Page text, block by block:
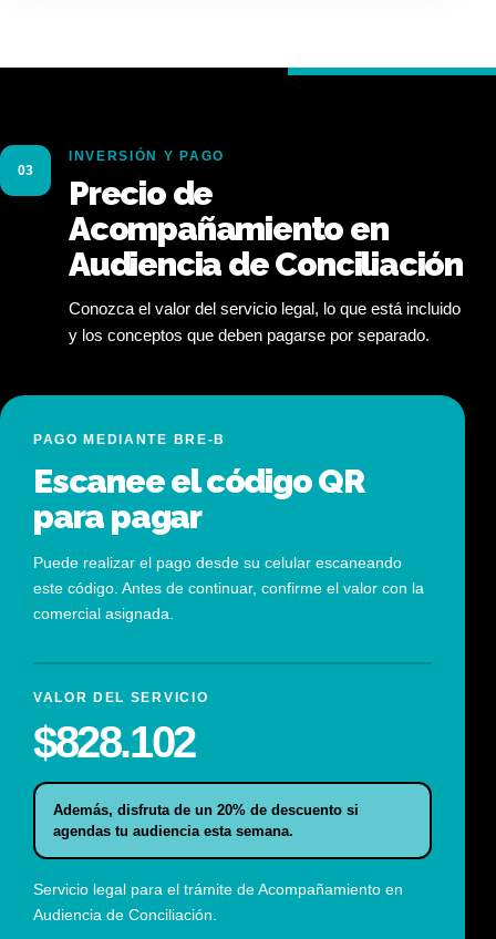
03
INVERSIÓN Y PAGO
Precio de
Acompañamiento en
Audiencia de Conciliación
Conozca el valor del servicio legal, lo que está incluido
y los conceptos que deben pagarse por separado.
PAGO MEDIANTE BRE-B
Escanee el código QR
para pagar
Puede realizar el pago desde su celular escaneando
este código. Antes de continuar, confirme el valor con la
comercial asignada.
VALOR DEL SERVICIO
$828.102
Además, disfruta de un 20% de descuento si
agendas tu audiencia esta semana.
Servicio legal para el trámite de Acompañamiento en
Audiencia de Conciliación.